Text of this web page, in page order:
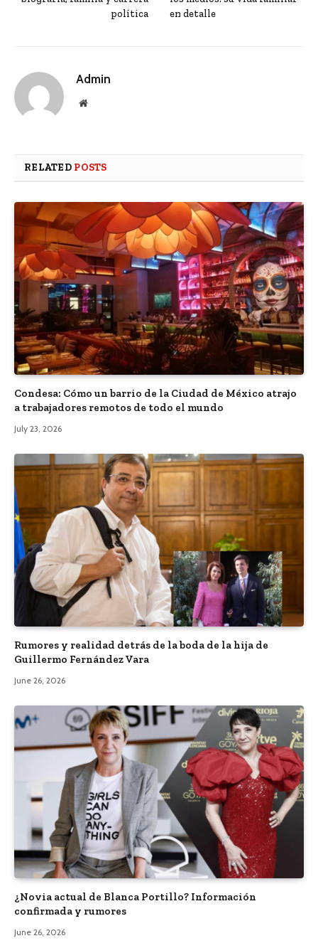
política
en detalle
Admin
Website
RELATED POSTS
Condesa: Cómo un barrio de la Ciudad de México atrajo
a trabajadores remotos de todo el mundo
July 23, 2026
Rumores y realidad detrás de la boda de la hija de
Guillermo Fernández Vara
June 26, 2026
¿Novia actual de Blanca Portillo? Información
confirmada y rumores
June 26, 2026